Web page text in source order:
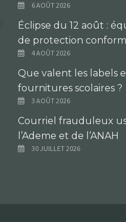
6 AOÛT 2026
Éclipse du 12 août :
de protection
4 AOÛT 2026
Que valent les labels
fournitures scolaires ?
3 AOÛT 2026
Courriel frauduleux
l’Ademe et de l’ANAH
30 JUILLET 2026